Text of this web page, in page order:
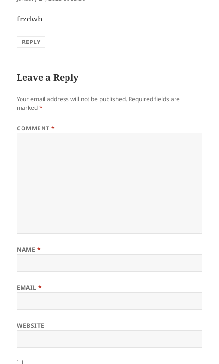
frzdwb
REPLY
Leave a Reply
Your email address will not be published. Required fields are
marked*
COMMENT*
NAME *
EMAIL*
WEBSITE